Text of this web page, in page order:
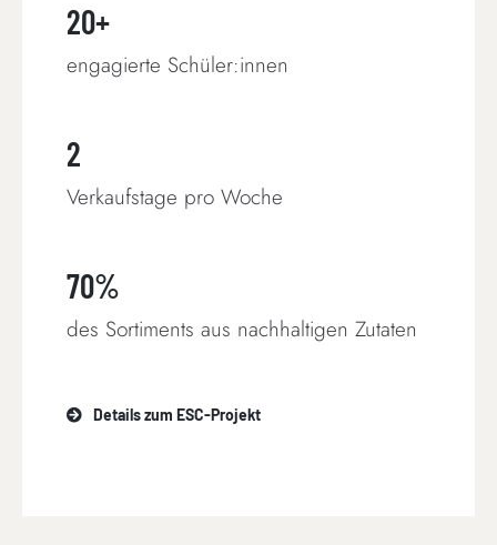
20+
engagierte Schüler:innen
2
Verkaufstage pro Woche
70%
des Sortiments aus nachhaltigen Zutaten
Details zum ESC-Projekt